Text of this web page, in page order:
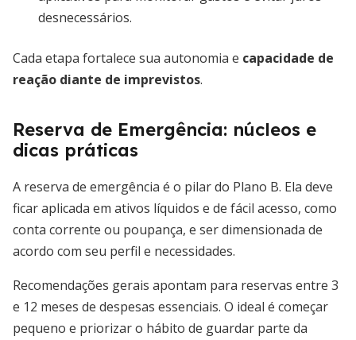
desnecessários.
Cada etapa fortalece sua autonomia e capacidade de
reação diante de imprevistos.
Reserva de Emergência: núcleos e
dicas práticas
A reserva de emergência é o pilar do Plano B. Ela deve
ficar aplicada em ativos líquidos e de fácil acesso, como
conta corrente ou poupança, e ser dimensionada de
acordo com seu perfil e necessidades.
Recomendações gerais apontam para reservas entre 3
e 12 meses de despesas essenciais. O ideal é começar
pequeno e priorizar o hábito de guardar parte da